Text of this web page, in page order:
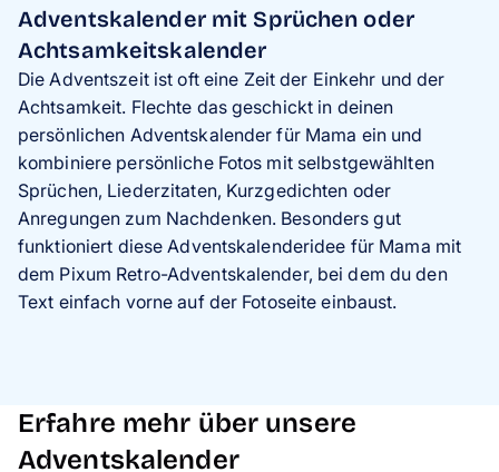
Adventskalender mit Sprüchen oder
Achtsamkeitskalender
Die Adventszeit ist oft eine Zeit der Einkehr und der
Achtsamkeit. Flechte das geschickt in deinen
persönlichen Adventskalender für Mama ein und
kombiniere persönliche Fotos mit selbstgewählten
Sprüchen, Liederzitaten, Kurzgedichten oder
Anregungen zum Nachdenken. Besonders gut
funktioniert diese Adventskalenderidee für Mama mit
dem Pixum Retro-Adventskalender, bei dem du den
Text einfach vorne auf der Fotoseite einbaust.
Erfahre mehr über unsere
Adventskalender